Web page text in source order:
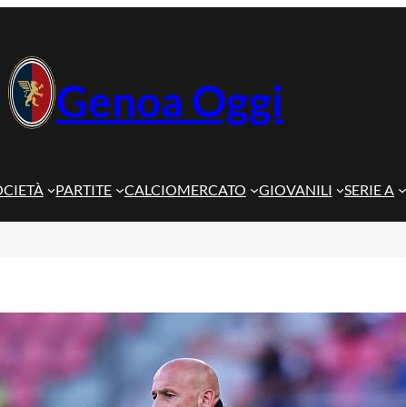
Genoa Oggi
PARTITE CALCIOMERCATO GIOVANILI SERIE A